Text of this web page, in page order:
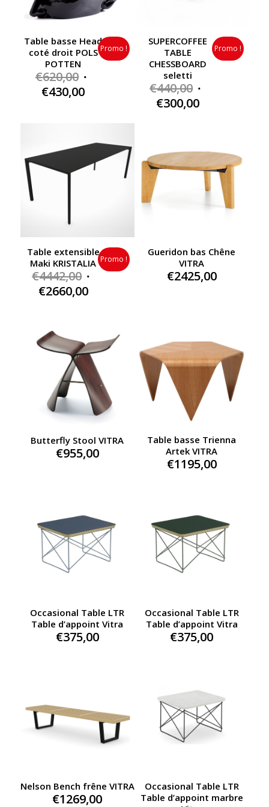
Table basse Head
coté droit POLS
POTTEN
€620,00 Original
price
€430,00Current
Promo !
SUPERCOFFEE
TABLE
CHESSBOARD
seletti
€440,00 Original
price
€300,00Current
Promo !
Table extensible
Maki KRISTALIA
€4442,00 Original
price
€2660,00Current
€2660,00.
Promo !
Gueridon bas Chêne
VITRA
€2425,00
Butterfly Stool VITRA
€955,00
Table basse Trienna
Artek VITRA
€1195,00
Occasional Table LTR
Table d’appoint Vitra
€375,00
Occasional Table LTR
Table d’appoint Vitra
€375,00
Nelson Bench frêne VITRA
€1269,00
Occasional Table LTR
Table d’appoint marbre